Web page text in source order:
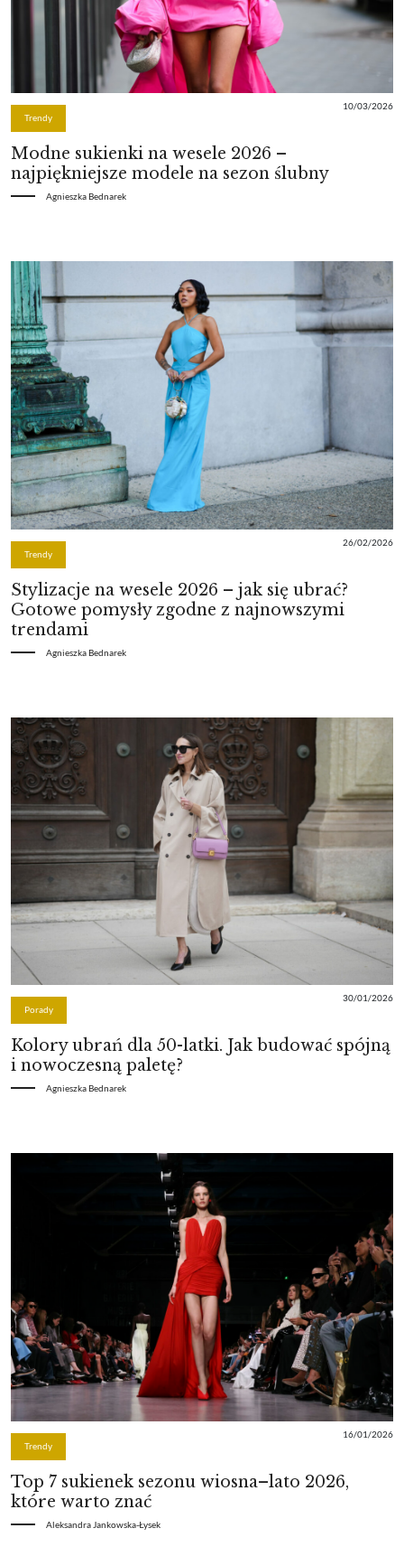
Trendy
10/03/2026
Modne sukienki na wesele 2026 –
najpiękniejsze modele na sezon ślubny
Agnieszka Bednarek
Trendy
26/02/2026
Stylizacje na wesele 2026 – jak się ubrać?
Gotowe pomysły zgodne z najnowszymi
trendami
Agnieszka Bednarek
Porady
30/01/2026
Kolory ubrań dla 50-latki. Jak budować spójną
i nowoczesną paletę?
Agnieszka Bednarek
Trendy
16/01/2026
Top 7 sukienek sezonu wiosna–lato 2026,
które warto znać
Aleksandra Jankowska-Łysek